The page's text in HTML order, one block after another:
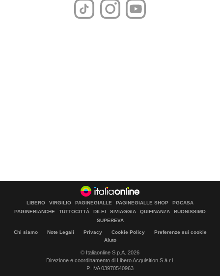
LIBERO VIRGILIO PAGINEGIALLE PAGINEGIALLE SHOP
PGCASA
PAGINEBIANCHE
TUTTOCITTÀ DILEI SIVIAGGIA QUIFINANZA
BUONISSIMO
SUPEREVA
Chi siamo Note Legali Privacy Cookie Policy
Preferenze sui cookie
Aiuto
© Italiaonline S.p.A. 2026
Direzione e coordinamento di Libero Acquisition S.á r.l.
P. IVA 03970540963